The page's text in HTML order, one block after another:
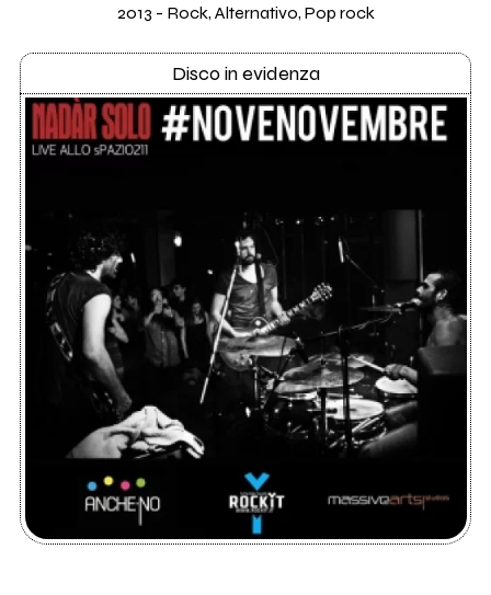
2013 - Rock, Alternativo, Pop rock
Disco in evidenza